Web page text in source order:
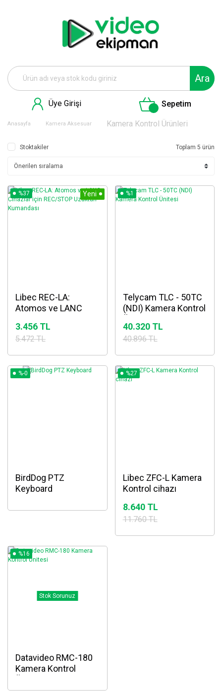
Ara
Üye Girişi Sepetim
Anasayfa Kamera Aksesuar Kamera Kontrol Ürünleri
Stoktakiler Toplam 5 ürün
%37 Yeni
Libec REC-LA:
Atomos ve LANC
REC/STOP Uzaktan
Kumandası
3.456 TL
5.472 TL
%1
Telycam TLC - 50TC
(NDI) Kamera Kontrol
40.320 TL
40.896 TL
%-0
BirdDog PTZ
Keyboard
%27
Libec ZFC-L Kamera
Kontrol cihazı
8.640 TL
11.760 TL
%16
Stok Sorunuz
Datavideo RMC-180
Kamera Kontrol